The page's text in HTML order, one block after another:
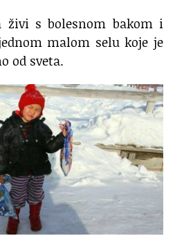
živi s bolesnom bakom i
malom selu koje je
od sveta.